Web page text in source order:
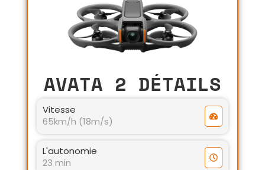
AVATA 2 DÉTAILS
Vitesse
65km/h (18m/s)
L'autonomie
23 min